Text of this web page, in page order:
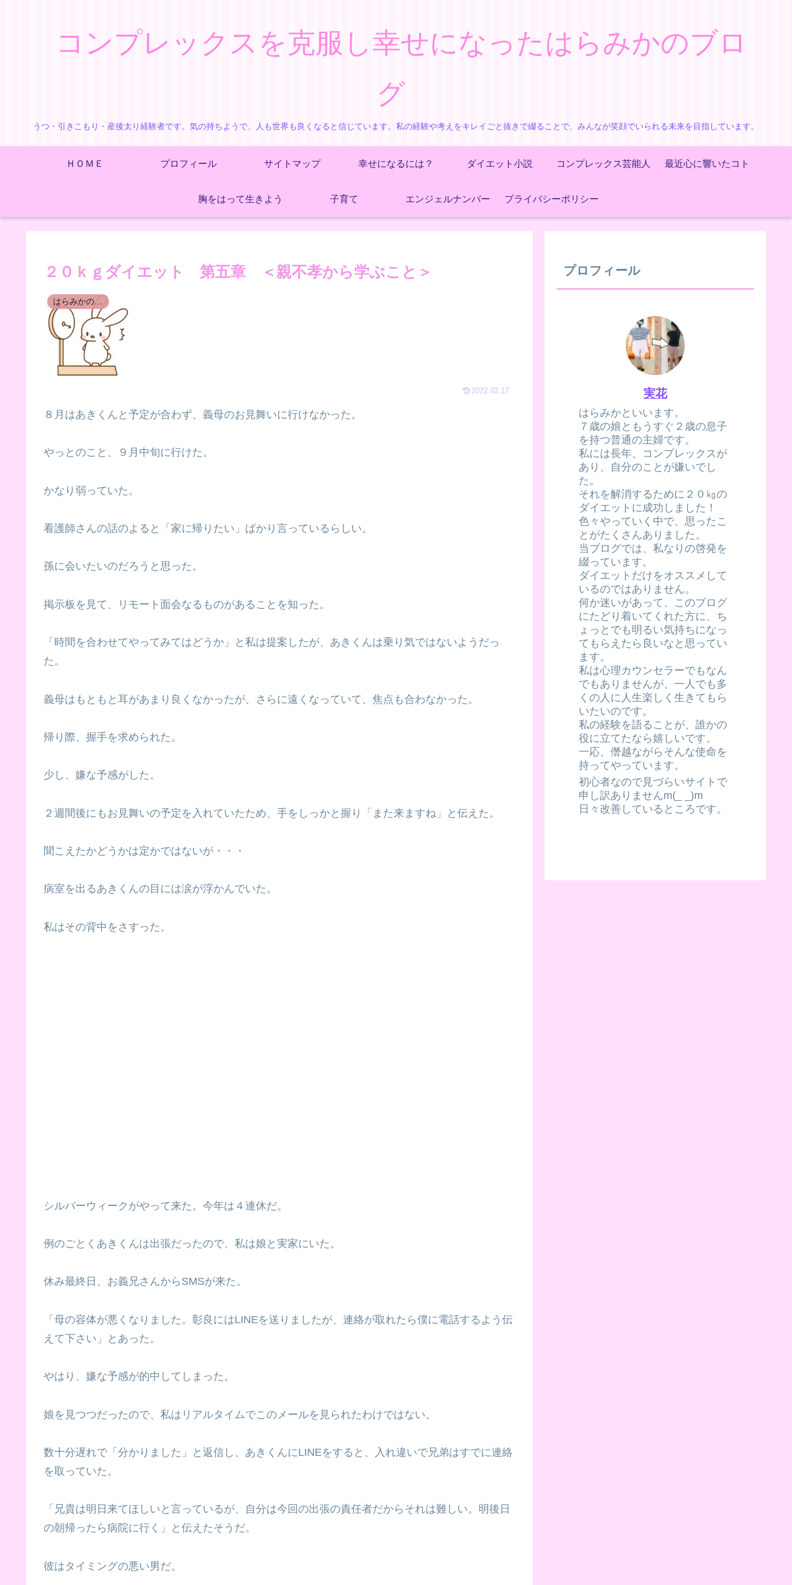
コンプレックスを克服し幸せになったはらみかのブロ
グ
うつ・引きこもり・産後太り経験者です。気の持ちようで、人も世界も良くなると信じています。私の経験や考えをキレイごと抜きで綴ることで、みんなが笑顔でいられる未来を目指しています。
ＨＯＭＥ プロフィール サイトマップ 幸せになるには？ ダイエット小説 コンプレックス芸能人 最近心に響いたコト
胸をはって生きよう 子育て エンジェルナンバー プライバシーポリシー
２０ｋｇダイエット 第五章 ＜親不孝から学ぶこと＞
はらみかのダイエット小説
2022.02.17
８月はあきくんと予定が合わず、義母のお見舞いに行けなかった。
やっとのこと、９月中旬に行けた。
かなり弱っていた。
看護師さんの話のよると「家に帰りたい」ばかり言っているらしい。
孫に会いたいのだろうと思った。
掲示板を見て、リモート面会なるものがあることを知った。
「時間を合わせてやってみてはどうか」と私は提案したが、あきくんは乗り気ではないようだっ
た。
義母はもともと耳があまり良くなかったが、さらに遠くなっていて、焦点も合わなかった。
帰り際、握手を求められた。
少し、嫌な予感がした。
２週間後にもお見舞いの予定を入れていたため、手をしっかと握り「また来ますね」と伝えた。
聞こえたかどうかは定かではないが・・・
病室を出るあきくんの目には涙が浮かんでいた。
私はその背中をさすった。
シルバーウィークがやって来た。今年は４連休だ。
例のごとくあきくんは出張だったので、私は娘と実家にいた。
休み最終日、お義兄さんからSMSが来た。
「母の容体が悪くなりました。彰良にはLINEを送りましたが、連絡が取れたら僕に電話するよう伝
えて下さい」とあった。
やはり、嫌な予感が的中してしまった。
娘を見つつだったので、私はリアルタイムでこのメールを見られたわけではない。
数十分遅れで「分かりました」と返信し、あきくんにLINEをすると、入れ違いで兄弟はすでに連絡
を取っていた。
「兄貴は明日来てほしいと言っているが、自分は今回の出張の責任者だからそれは難しい。明後日
の朝帰ったら病院に行く」と伝えたそうだ。
彼はタイミングの悪い男だ。
プロフィール
実花
はらみかといいます。
７歳の娘ともうすぐ２歳の息子
を持つ普通の主婦です。
私には長年、コンプレックスが
あり、自分のことが嫌いでし
た。
それを解消するために２０㎏の
ダイエットに成功しました！
色々やっていく中で、思ったこ
とがたくさんありました。
当ブログでは、私なりの啓発を
綴っています。
ダイエットだけをオススメして
いるのではありません。
何か迷いがあって、このブログ
にたどり着いてくれた方に、ち
ょっとでも明るい気持ちになっ
てもらえたら良いなと思ってい
ます。
私は心理カウンセラーでもなん
でもありませんが、一人でも多
くの人に人生楽しく生きてもら
いたいのです。
私の経験を語ることが、誰かの
役に立てたなら嬉しいです。
一応、僭越ながらそんな使命を
持ってやっています。
初心者なので見づらいサイトで
申し訳ありませんm(_ _)m
日々改善しているところです。